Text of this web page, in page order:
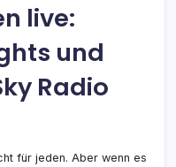
live:
und
Radio
für jeden. Aber wenn es